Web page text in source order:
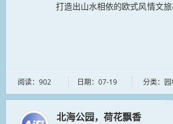
打造出山水相依的欧式风情文
阅读：902 日期：07-19 分类：园
北海公园，荷花飘香